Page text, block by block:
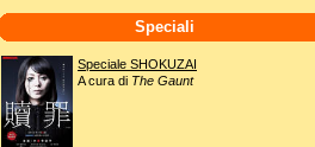
Speciali
Speciale SHOKUZAI
A cura di The Gaunt